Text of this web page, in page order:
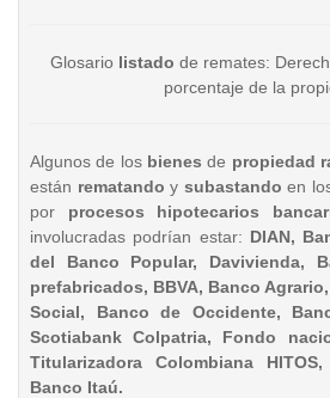
Glosario listado de remates:
porcentaje de la
Algunos de los bienesde propiedad
están rematando y subastando en
por procesos hipotecarios
involucradas podrían estar: DIAN,
del Banco Popular, Davivienda,
prefabricados, BBVA, Banco
Social, Banco de Occidente,
Scotiabank Colpatria, Fondo
Titularizadora Colombiana
Banco Itaú.